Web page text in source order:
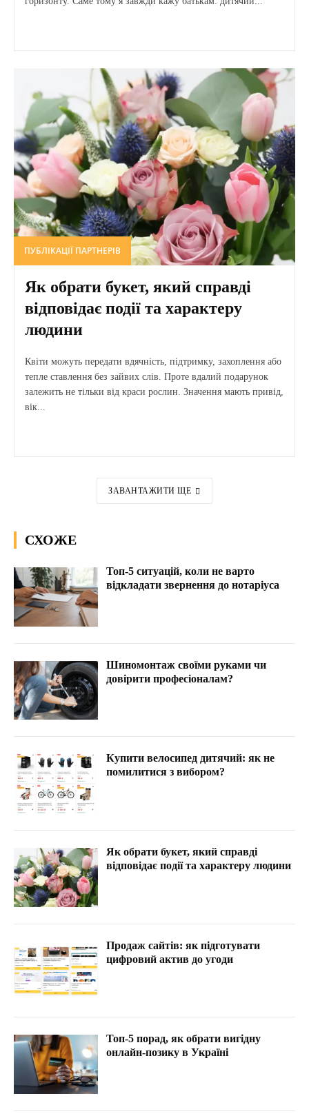
ПУБЛІКАЦІЇ ПАРТНЕРІВ
Як обрати букет, який справді
відповідає події та характеру
людини
Квіти можуть передати вдячність, підтримку, захоплення або
тепле ставлення без зайвих слів. Проте вдалий подарунок
залежить не тільки від краси рослин. Значення мають привід,
вік...
ЗАВАНТАЖИТИ ЩЕ
СХОЖЕ
Топ-5 ситуацій, коли не варто
відкладати звернення до нотаріуса
Шиномонтаж своїми руками чи
довірити професіоналам?
Купити велосипед дитячий: як не
помилитися з вибором?
Як обрати букет, який справді
відповідає події та характеру людини
Продаж сайтів: як підготувати
цифровий актив до угоди
Топ-5 порад, як обрати вигідну
онлайн-позику в Україні